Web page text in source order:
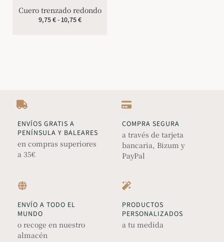
Cuero trenzado redondo
9,75€- 10,75€
ENVÍOS GRATIS A
PENÍNSULA Y BALEARES
en compras superiores
a 35€
COMPRA SEGURA
a través de tarjeta
bancaria, Bizum y
PayPal
ENVÍO A TODO EL
MUNDO
o recoge en nuestro
almacén
PRODUCTOS
PERSONALIZADOS
a tu medida